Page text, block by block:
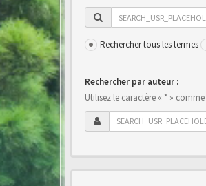
Rechercher tous les termes
Rechercher par auteur :
Utilisez le caractère « * »